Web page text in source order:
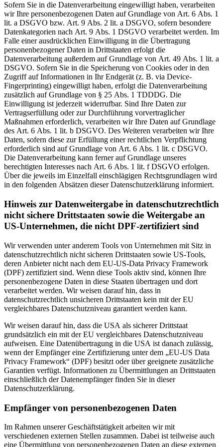
Sofern Sie in die Datenverarbeitung eingewilligt haben, verarbeiten
wir Ihre personenbezogenen Daten auf Grundlage von Art. 6 Abs. 1
lit. a DSGVO bzw. Art. 9 Abs. 2 lit. a DSGVO, sofern besondere
Datenkategorien nach Art. 9 Abs. 1 DSGVO verarbeitet werden. Im
Falle einer ausdrücklichen Einwilligung in die Übertragung
personenbezogener Daten in Drittstaaten erfolgt die
Datenverarbeitung außerdem auf Grundlage von Art. 49 Abs. 1 lit. a
DSGVO. Sofern Sie in die Speicherung von Cookies oder in den
Zugriff auf Informationen in Ihr Endgerät (z. B. via Device-
Fingerprinting) eingewilligt haben, erfolgt die Datenverarbeitung
zusätzlich auf Grundlage von § 25 Abs. 1 TDDDG. Die
Einwilligung ist jederzeit widerrufbar. Sind Ihre Daten zur
Vertragserfüllung oder zur Durchführung vorvertraglicher
Maßnahmen erforderlich, verarbeiten wir Ihre Daten auf Grundlage
des Art. 6 Abs. 1 lit. b DSGVO. Des Weiteren verarbeiten wir Ihre
Daten, sofern diese zur Erfüllung einer rechtlichen Verpflichtung
erforderlich sind auf Grundlage von Art. 6 Abs. 1 lit. c DSGVO.
Die Datenverarbeitung kann ferner auf Grundlage unseres
berechtigten Interesses nach Art. 6 Abs. 1 lit. f DSGVO erfolgen.
Über die jeweils im Einzelfall einschlägigen Rechtsgrundlagen wird
in den folgenden Absätzen dieser Datenschutzerklärung informiert.
Hinweis zur Datenweitergabe in datenschutzrechtlich
nicht sichere Drittstaaten sowie die Weitergabe an
US-Unternehmen, die nicht DPF-zertifiziert sind
Wir verwenden unter anderem Tools von Unternehmen mit Sitz in
datenschutzrechtlich nicht sicheren Drittstaaten sowie US-Tools,
deren Anbieter nicht nach dem EU-US-Data Privacy Framework
(DPF) zertifiziert sind. Wenn diese Tools aktiv sind, können Ihre
personenbezogene Daten in diese Staaten übertragen und dort
verarbeitet werden. Wir weisen darauf hin, dass in
datenschutzrechtlich unsicheren Drittstaaten kein mit der EU
vergleichbares Datenschutzniveau garantiert werden kann.
Wir weisen darauf hin, dass die USA als sicherer Drittstaat
grundsätzlich ein mit der EU vergleichbares Datenschutzniveau
aufweisen. Eine Datenübertragung in die USA ist danach zulässig,
wenn der Empfänger eine Zertifizierung unter dem „EU-US Data
Privacy Framework“ (DPF) besitzt oder über geeignete zusätzliche
Garantien verfügt. Informationen zu Übermittlungen an Drittstaaten
einschließlich der Datenempfänger finden Sie in dieser
Datenschutzerklärung.
Empfänger von personenbezogenen Daten
Im Rahmen unserer Geschäftstätigkeit arbeiten wir mit
verschiedenen externen Stellen zusammen. Dabei ist teilweise auch
eine Übermittlung von personenbezogenen Daten an diese externen